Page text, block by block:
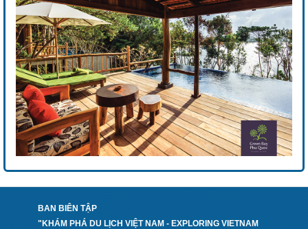
BAN BIÊN TẬP
"KHÁM PHÁ DU LỊCH VIỆT NAM - EXPLORING VIETNAM